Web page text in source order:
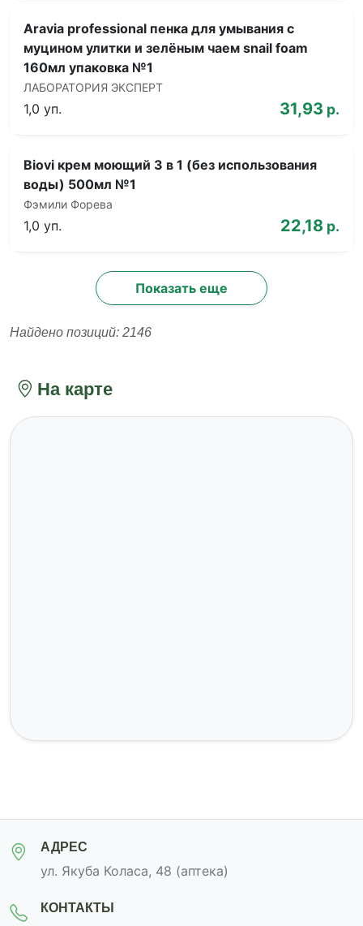
Aravia professional пенка для умывания с
муцином улитки и зелёным чаем snail foam
160мл упаковка №1
ЛАБОРАТОРИЯ ЭКСПЕРТ
1,0 уп. 31,93 р.
Biovi крем моющий 3 в 1 (без использования
воды) 500мл №1
Фэмили Форева
1,0 уп. 22,18 р.
Показать еще
Найдено позиций: 2146
На карте
АДРЕС
ул. Якуба Коласа, 48 (аптека)
КОНТАКТЫ